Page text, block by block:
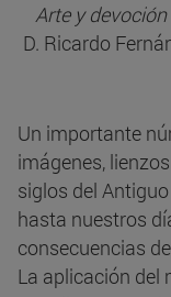
Arte y
D. Ricardo
Un importante
imágenes,
siglos del
hasta nuestros
consecuencias
La aplicación del